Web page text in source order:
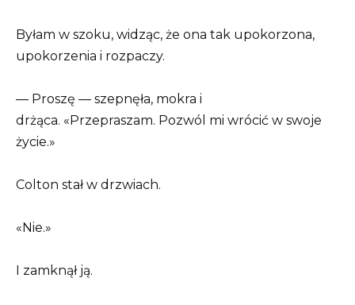
Byłam w szoku, widząc, że ona tak upokorzona,
upokorzenia i rozpaczy.
— Proszę — szepnęła, mokra i
drżąca. «Przepraszam. Pozwól mi wrócić w swoje
życie.»
Colton stał w drzwiach.
«Nie.»
I zamknął ją.